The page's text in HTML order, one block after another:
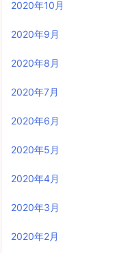
2020年10月
2020年9月
2020年8月
2020年7月
2020年6月
2020年5月
2020年4月
2020年3月
2020年2月